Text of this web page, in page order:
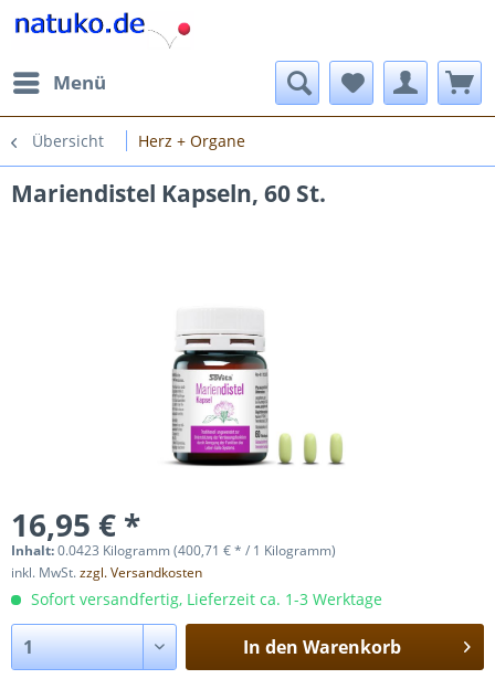
Menü
Übersicht Herz + Organe
Mariendistel Kapseln, 60 St.
16,95 € *
Inhalt:0.0423 Kilogramm (400,71 € * / 1 Kilogramm)
inkl. MwSt.zzgl. Versandkosten
Sofort versandfertig, Lieferzeit ca. 1-3 Werktage
In den Warenkorb